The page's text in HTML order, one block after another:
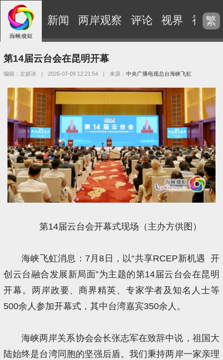
新闻 两岸观察 评论 视界 视频
繁
第14届云台会在昆明开幕
编辑：左妍冰 | 2026-07-09 12:21:54 | 来源：中央广播电视总台海峡飞虹
第14届云台会开幕式现场（主办方供图）
海峡飞虹消息：7月8日，以“共享RCEP新机遇 开
创云台融合发展新局面”为主题的第14届云台会在昆明
开幕。两岸政要、商界精英、专家学者及知名人士等
500余人参加开幕式，其中台湾嘉宾350余人。
海峡两岸关系协会会长张志军在致辞中说，祖国大
陆始终是台湾同胞的坚强后盾。我们秉持两岸一家亲理